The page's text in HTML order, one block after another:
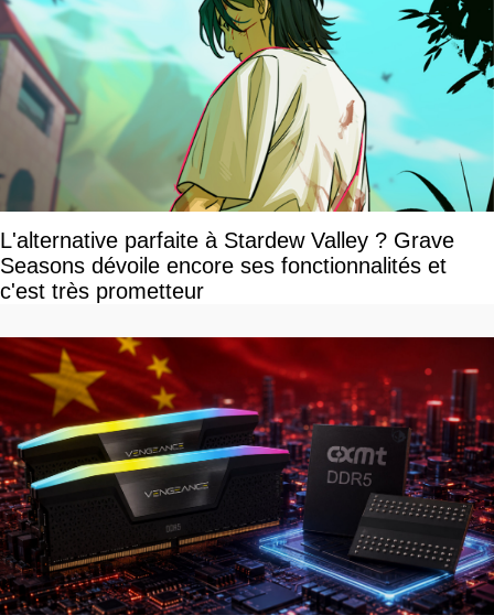
L'alternative parfaite à Stardew Valley ? Grave
Seasons dévoile encore ses fonctionnalités et
c'est très prometteur